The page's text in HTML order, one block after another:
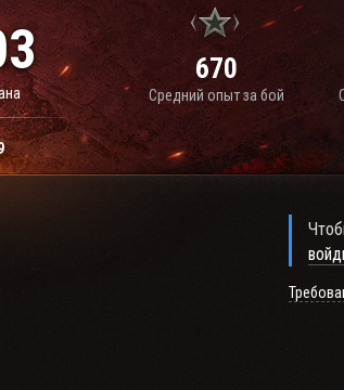
670
Средний опыт за бой